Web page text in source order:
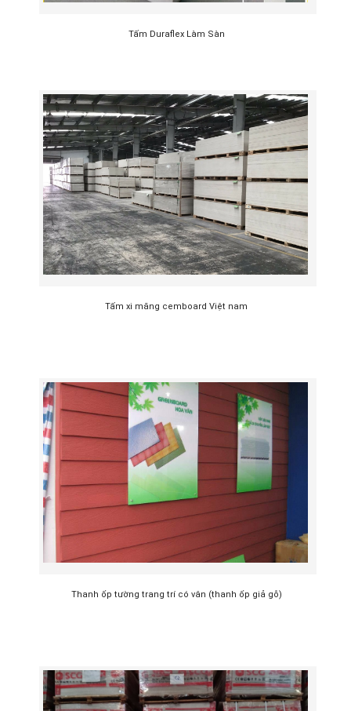
Tấm Duraflex Làm Sàn
Tấm xi măng cemboard Việt nam
Thanh ốp tường trang trí có vân (thanh ốp giả gỗ)